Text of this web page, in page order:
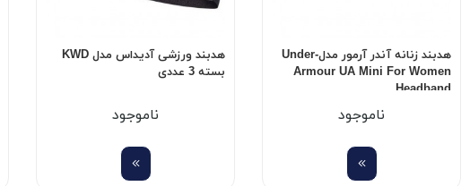
هدبند زنانه آندر آرمور مدل-Under
Armour UA Mini For Women
Headband
ناموجود
هدبند ورزشی آدیداس مدل KWD
بسته 3 عددی
ناموجود